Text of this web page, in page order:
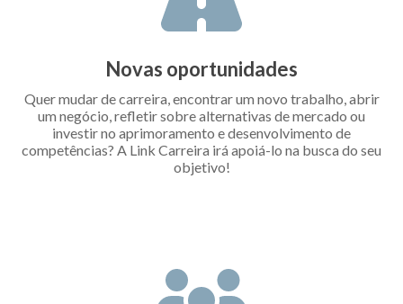
Novas oportunidades
Quer mudar de carreira, encontrar um novo trabalho, abrir
um negócio, refletir sobre alternativas de mercado ou
investir no aprimoramento e desenvolvimento de
competências? A Link Carreira irá apoiá-lo na busca do seu
objetivo!